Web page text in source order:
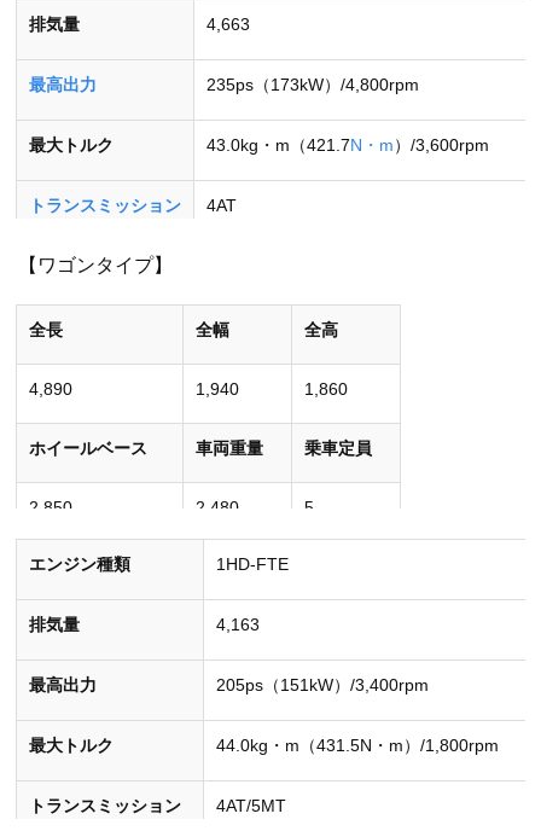
排気量 4,663
最高出力 235ps（173kW）/4,800rpm
最大トルク 43.0kg・m（421.7N・m）/3,600rpm
トランスミッション 4AT
駆動方式
使用燃料 ハイオク
［単位］最高出力：kW[PS]/rpm 最大トルク：
【ワゴンタイプ】
全長 全幅 全高
4,890 1,940 1,860
ホイールベース 車両重量 乗車定員
2,850 2,480 5
［単位］全長･全幅･全高･ホイールベース：mm
エンジン種類 1HD-FTE
排気量 4,163
最高出力 205ps（151kW）/3,400rpm
最大トルク 44.0kg・m（431.5N・m）/1,800rpm
トランスミッション 4AT/5MT